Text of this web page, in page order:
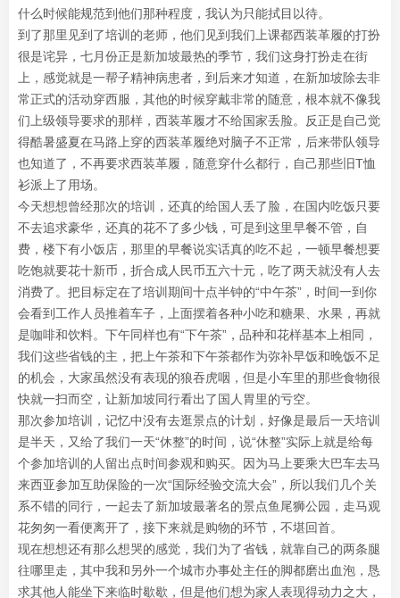
什么时候能规范到他们那种程度，我认为只能拭目以待。
到了那里见到了培训的老师，他们见到我们上课都西装革履的打扮
很是诧异，七月份正是新加坡最热的季节，我们这身打扮走在街
上，感觉就是一帮子精神病患者，到后来才知道，在新加坡除去非
常正式的活动穿西服，其他的时候穿戴非常的随意，根本就不像我
们上级领导要求的那样，西装革履才不给国家丢脸。反正是自己觉
得酷暑盛夏在马路上穿的西装革履绝对脑子不正常，后来带队领导
也知道了，不再要求西装革履，随意穿什么都行，自己那些旧T恤
衫派上了用场。
今天想想曾经那次的培训，还真的给国人丢了脸，在国内吃饭只要
不去追求豪华，还真的花不了多少钱，可是到这里早餐不管，自
费，楼下有小饭店，那里的早餐说实话真的吃不起，一顿早餐想要
吃饱就要花十新币，折合成人民币五六十元，吃了两天就没有人去
消费了。把目标定在了培训期间十点半钟的“中午茶”，时间一到你
会看到工作人员推着车子，上面摆着各种小吃和糖果、水果，再就
是咖啡和饮料。下午同样也有“下午茶”，品种和花样基本上相同，
我们这些省钱的主，把上午茶和下午茶都作为弥补早饭和晚饭不足
的机会，大家虽然没有表现的狼吞虎咽，但是小车里的那些食物很
快就一扫而空，让新加坡同行看出了国人胃里的亏空。
那次参加培训，记忆中没有去逛景点的计划，好像是最后一天培训
是半天，又给了我们一天“休整”的时间，说“休整”实际上就是给每
个参加培训的人留出点时间参观和购买。因为马上要乘大巴车去马
来西亚参加互助保险的一次“国际经验交流大会”，所以我们几个关
系不错的同行，一起去了新加坡最著名的景点鱼尾狮公园，走马观
花匆匆一看便离开了，接下来就是购物的环节，不堪回首。
现在想想还有那么想哭的感觉，我们为了省钱，就靠自己的两条腿
往哪里走，其中我和另外一个城市办事处主任的脚都磨出血泡，恳
求其他人能坐下来临时歇歇，但是他们想为家人表现得动力之大，